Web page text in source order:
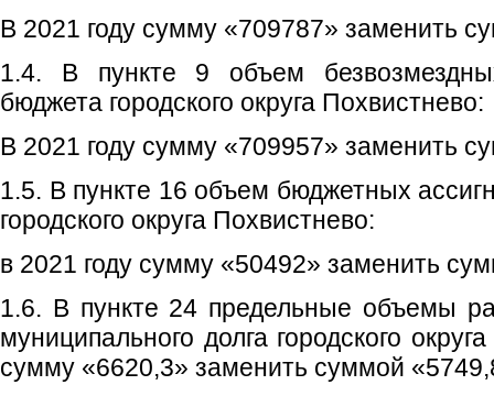
В 2021 году сумму «709787» заменить
1.4. В пункте 9 объем
бюджета городского округа Похвистнево:
В 2021 году сумму «709957» заменить
1.5. В пункте 16 объем бюджетных
городского округа Похвистнево:
в 2021 году сумму «50492» заменить
1.6. В пункте 24 предельные объемы
муниципального долга городского
сумму «6620,3» заменить суммой